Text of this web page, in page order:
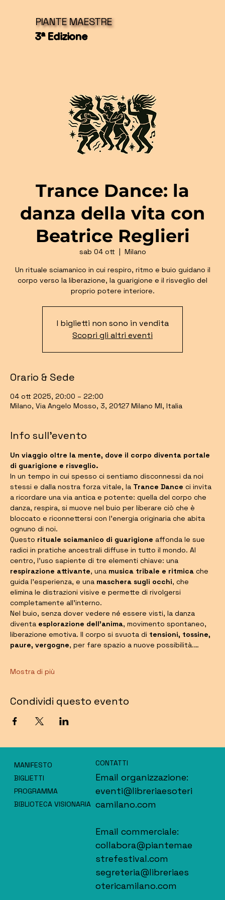
PIANTE MAESTRE
3ª Edizione
Trance Dance: la
danza della vita con
Beatrice Reglieri
sab 04 ott
  |
Milano
Un rituale sciamanico in cui respiro, ritmo e buio guidano il
corpo verso la liberazione, la guarigione e il risveglio del
proprio potere interiore.
I biglietti non sono in vendita
Scopri gli altri eventi
Orario & Sede
04 ott 2025, 20:00 – 22:00
Milano, Via Angelo Mosso, 3, 20127 Milano MI, Italia
Info sull'evento
Un viaggio oltre la mente, dove il corpo diventa portale
di guarigione e risveglio.
In un tempo in cui spesso ci sentiamo disconnessi da noi
stessi e dalla nostra forza vitale, la Trance Dance ci invita
a ricordare una via antica e potente: quella del corpo che
danza, respira, si muove nel buio per liberare ciò che è
bloccato e riconnettersi con l’energia originaria che abita
ognuno di noi.
Questo rituale sciamanico di guarigione affonda le sue
radici in pratiche ancestrali diffuse in tutto il mondo. Al
centro, l’uso sapiente di tre elementi chiave: una
respirazione attivante, una musica tribale e ritmica che
guida l’esperienza, e una maschera sugli occhi, che
elimina le distrazioni visive e permette di rivolgersi
completamente all’interno.
Nel buio, senza dover vedere né essere visti, la danza
diventa esplorazione dell’anima, movimento spontaneo,
liberazione emotiva. Il corpo si svuota di tensioni, tossine,
paure, vergogne, per fare spazio a nuove possibilità.…
Mostra di più
Condividi questo evento
MANIFESTO
BIGLIETTI
PROGRAMMA
BIBLIOTECA VISIONARIA
CONTATTI
Email organizzazione:
eventi@libreriaesoteri
camilano.com
Email commerciale:
collabora@piantemae
strefestival.com
segreteria@libreriaes
otericamilano.com